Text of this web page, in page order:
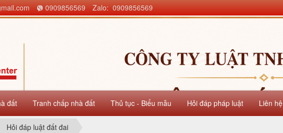
đất Tranh chấp nhà đất Thủ tục - Biểu mẫu Hỏi đáp pháp luật Liên hệ
0909856569 Zalo: 0909856569
Hỏi đáp luật đất đai